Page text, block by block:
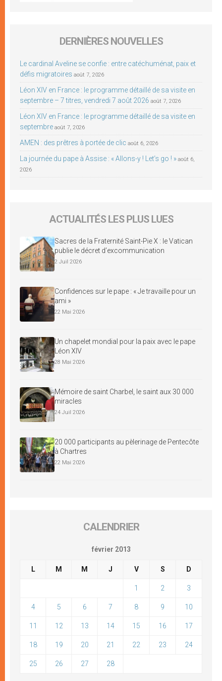
DERNIÈRES NOUVELLES
Le cardinal Aveline se confie : entre catéchuménat, paix et
défis migratoires août 7, 2026
Léon XIV en France : le programme détaillé de sa visite en
septembre – 7 titres, vendredi 7 août 2026 août 7, 2026
Léon XIV en France : le programme détaillé de sa visite en
septembre août 7, 2026
AMEN : des prêtres à portée de clic août 6, 2026
La journée du pape à Assise : « Allons-y ! Let’s go ! » août 6,
2026
ACTUALITÉS LES PLUS LUES
Sacres de la Fraternité Saint-Pie X : le Vatican
publie le décret d’excommunication
2 Juil 2026
Confidences sur le pape : « Je travaille pour un
ami »
22 Mai 2026
Un chapelet mondial pour la paix avec le pape
Léon XIV
28 Mai 2026
Mémoire de saint Charbel, le saint aux 30 000
miracles
24 Juil 2026
20 000 participants au pèlerinage de Pentecôte
à Chartres
22 Mai 2026
CALENDRIER
février 2013
L M M J V S D
1 2 3
4 5 6 7 8 9 10
11 12 13 14 15 16 17
18 19 20 21 22 23 24
25 26 27 28